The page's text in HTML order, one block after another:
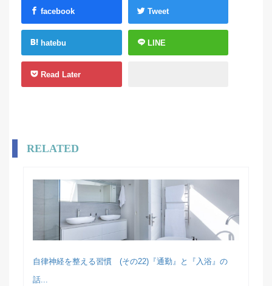
facebook Tweet
hatebu LINE
Read Later
RELATED
自律神経を整える習慣 (その22)『通勤』と『入浴』の
話...